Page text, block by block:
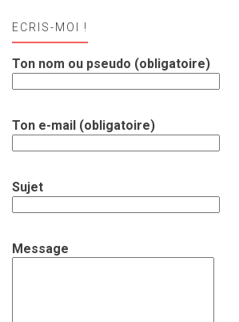
ECRIS-MOI !
Ton nom ou pseudo (obligatoire)
Ton e-mail (obligatoire)
Sujet
Message